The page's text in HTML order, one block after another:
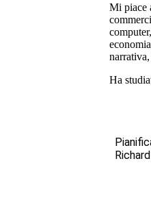
Mi piace
computer,
Ha
Richard